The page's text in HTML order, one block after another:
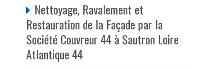
Nettoyage, Ravalement et
Restauration de la Façade par la
Société Couvreur 44 à Sautron Loire
Atlantique 44